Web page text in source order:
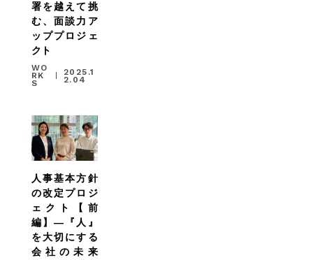
署を越えて挑
む、面談力ア
ッププロジェ
クト
WO
RK
S
2025.1
2.04
人事基本方針
の改定プロジ
ェクト【前
編】―『人』
を大切にする
会社の未来